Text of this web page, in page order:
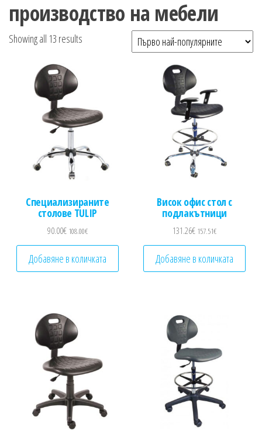
производство на мебели
Showing all 13 results Sorted by popularity
Специализираните
столове TULIP
90.00€ 108.00€
Добавяне в количката
Висок офис стол с
подлакътници
131.26€ 157.51€
Добавяне в количката